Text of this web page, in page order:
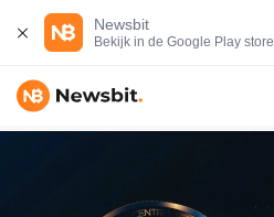
Newsbit
Bekijk in de Google Play store